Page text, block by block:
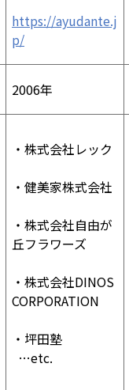
https://ayudante.j
p/
2006年
・株式会社レック
・健美家株式会社
・株式会社自由が
丘フラワーズ
・株式会社DINOS
CORPORATION
・坪田塾
…etc.